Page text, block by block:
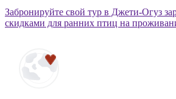
Забронируйте свой тур в Джети-Огуз
скидками для ранних птиц на